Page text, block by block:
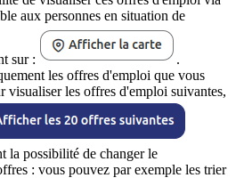
aux personnes en situation de
sur :
.
les offres d'emploi que vous
visualiser les offres d'emploi suivantes,
la possibilité de changer le
: vous pouvez par exemple les trier